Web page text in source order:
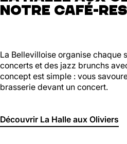
NOTRE CAFÉ-
La Bellevilloise organise chaque
concerts et des jazz brunchs
concept est simple : vous
brasserie devant un concert.
Découvrir La Halle aux Oliviers